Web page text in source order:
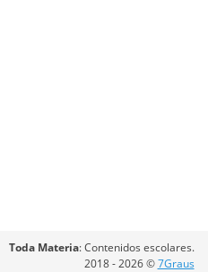
Toda Materia: Contenidos escolares.
2018 - 2026 ©7Graus